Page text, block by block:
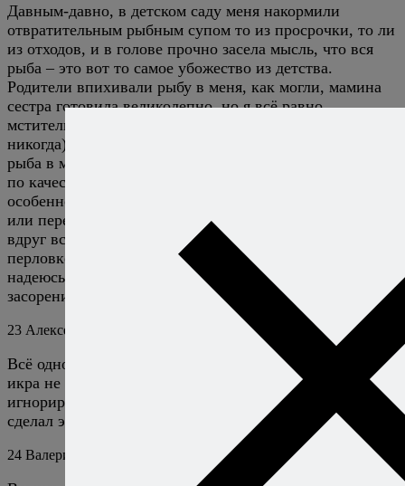
Давным-давно, в детском саду меня накормили
отвратительным рыбным супом то из просрочки, то ли
из отходов, и в голове прочно засела мысль, что вся
рыба – это вот то самое убожество из детства.
Родители впихивали рыбу в меня, как могли, мамина
сестра готовила великолепно, но я всё равно
мстительно думала, вот вырасту и не буду её есть
никогда)))) Выросла, десять лет не ела, и поскольку
рыба в моём городе всё это время была либо не ахти
по качеству, либо по астрономическим ценам, я
особенно и не страдала. А теперь, наверное, старость
или переосмысление наступили))) Или надежда, а
вдруг всё не так плохо. Вернулась же я и к гречке, и к
перловке, и к творогу. Может, и рыбе повезёт? P.S. Я
надеюсь, моя писанина не считается бессмысленным
засорением пространства?)))
23 Алексей Онегин Ответить
Всё однозначно не так плохо! Мне в детстве один раз
икра не понравилась — и я многие годы её
игнорировал. А потом попробовал — и пожалел, что
сделал это так поздно. :)
24 Валерия Ответить